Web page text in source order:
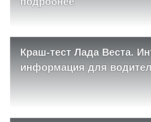
Краш-тест Лада Веста.
информация для